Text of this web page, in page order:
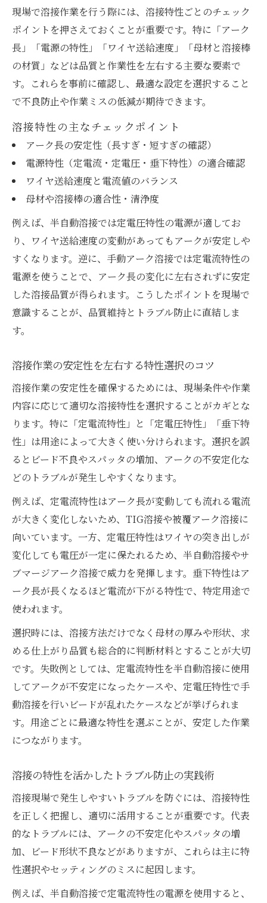
現場で溶接作業を行う際には、溶接特性ごとのチェック
ポイントを押さえておくことが重要です。特に「アーク
長」「電源の特性」「ワイヤ送給速度」「母材と溶接棒
の材質」などは品質と作業性を左右する主要な要素で
す。これらを事前に確認し、最適な設定を選択すること
で不良防止や作業ミスの低減が期待できます。
溶接特性の主なチェックポイント
アーク長の安定性（長すぎ・短すぎの確認）
電源特性（定電流・定電圧・垂下特性）の適合確認
ワイヤ送給速度と電流値のバランス
母材や溶接棒の適合性・清浄度
例えば、半自動溶接では定電圧特性の電源が適してお
り、ワイヤ送給速度の変動があってもアークが安定しや
すくなります。逆に、手動アーク溶接では定電流特性の
電源を使うことで、アーク長の変化に左右されずに安定
した溶接品質が得られます。こうしたポイントを現場で
意識することが、品質維持とトラブル防止に直結しま
す。
溶接作業の安定性を左右する特性選択のコツ
溶接作業の安定性を確保するためには、現場条件や作業
内容に応じて適切な溶接特性を選択することがカギとな
ります。特に「定電流特性」と「定電圧特性」「垂下特
性」は用途によって大きく使い分けられます。選択を誤
るとビード不良やスパッタの増加、アークの不安定化な
どのトラブルが発生しやすくなります。
例えば、定電流特性はアーク長が変動しても流れる電流
が大きく変化しないため、TIG溶接や被覆アーク溶接に
向いています。一方、定電圧特性はワイヤの突き出しが
変化しても電圧が一定に保たれるため、半自動溶接やサ
ブマージアーク溶接で威力を発揮します。垂下特性はア
ーク長が長くなるほど電流が下がる特性で、特定用途で
使われます。
選択時には、溶接方法だけでなく母材の厚みや形状、求
める仕上がり品質も総合的に判断材料とすることが大切
です。失敗例としては、定電流特性を半自動溶接に使用
してアークが不安定になったケースや、定電圧特性で手
動溶接を行いビードが乱れたケースなどが挙げられま
す。用途ごとに最適な特性を選ぶことが、安定した作業
につながります。
溶接の特性を活かしたトラブル防止の実践術
溶接現場で発生しやすいトラブルを防ぐには、溶接特性
を正しく把握し、適切に活用することが重要です。代表
的なトラブルには、アークの不安定化やスパッタの増
加、ビード形状不良などがありますが、これらは主に特
性選択やセッティングのミスに起因します。
例えば、半自動溶接で定電流特性の電源を使用すると、